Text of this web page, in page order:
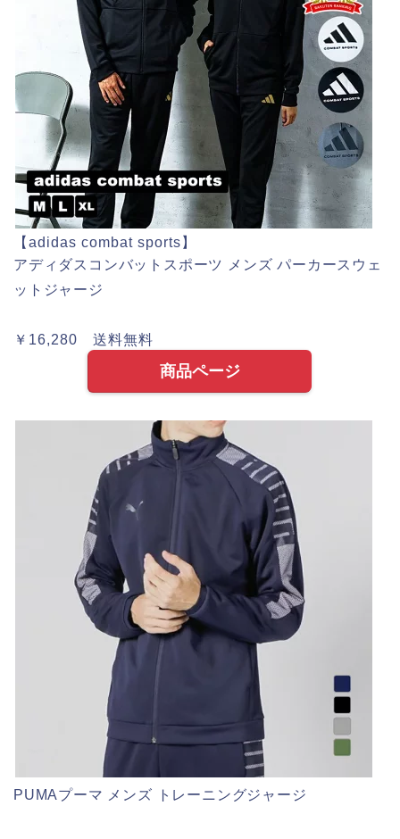
【adidas combat sports】
アディダスコンバットスポーツ メンズ パーカースウェ
ットジャージ
￥16,280 送料無料
商品ページ
PUMAプーマ メンズ トレーニングジャージ